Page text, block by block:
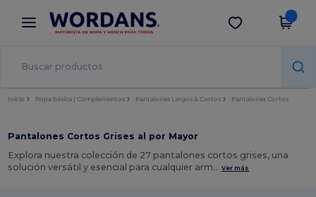
× App de Wordans
¡Mejores precios en app!
Descargar app
Inicio Ropa básica | Complementos Pantalones Largos & Cortos Pantalones Cortos
Pantalones Cortos Grises al por Mayor
Explora nuestra colección de 27 pantalones cortos grises, una
solución versátil y esencial para cualquier arm…Ver más